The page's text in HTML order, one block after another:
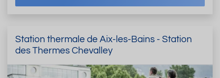
Station thermale de Aix-les-Bains - Station
des Thermes Chevalley